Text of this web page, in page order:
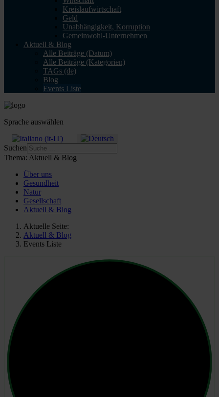
Kreislaufwirtschaft
Geld
Unabhängigkeit, Korruption
Gemeinwohl-Unternehmen
Aktuell & Blog
Alle Beiträge (Datum)
Alle Beiträge (Kategorien)
TAGs (de)
Blog
Events Liste
Sprache auswählen
Suchen
Thema: Aktuell & Blog
Über uns
Gesundheit
Natur
Gesellschaft
Aktuell & Blog
Aktuelle Seite:
Aktuell & Blog
Events Liste